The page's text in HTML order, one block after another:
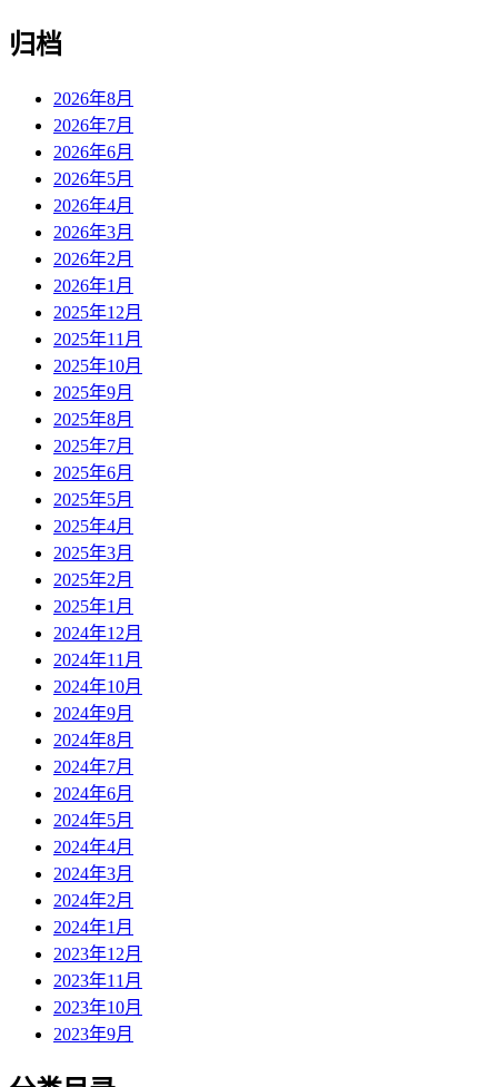
归档
2026年8月
2026年7月
2026年6月
2026年5月
2026年4月
2026年3月
2026年2月
2026年1月
2025年12月
2025年11月
2025年10月
2025年9月
2025年8月
2025年7月
2025年6月
2025年5月
2025年4月
2025年3月
2025年2月
2025年1月
2024年12月
2024年11月
2024年10月
2024年9月
2024年8月
2024年7月
2024年6月
2024年5月
2024年4月
2024年3月
2024年2月
2024年1月
2023年12月
2023年11月
2023年10月
2023年9月